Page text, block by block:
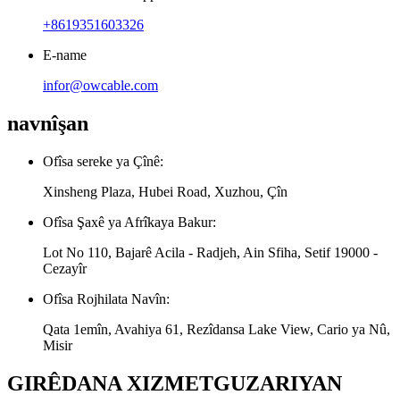
+8619351603326
E-name
infor@owcable.com
navnîşan
Ofîsa sereke ya Çînê:
Xinsheng Plaza, Hubei Road, Xuzhou, Çîn
Ofîsa Şaxê ya Afrîkaya Bakur:
Lot No 110, Bajarê Acila - Radjeh, Ain Sfiha, Setif 19000 -
Cezayîr
Ofîsa Rojhilata Navîn:
Qata 1emîn, Avahiya 61, Rezîdansa Lake View, Cario ya Nû,
Misir
GIRÊDANA XIZMETGUZARIYAN